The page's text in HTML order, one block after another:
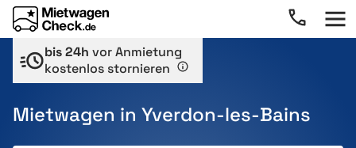
bis 24h vor Anmietung
kostenlos stornieren
Mietwagen in Yverdon-les-Bains